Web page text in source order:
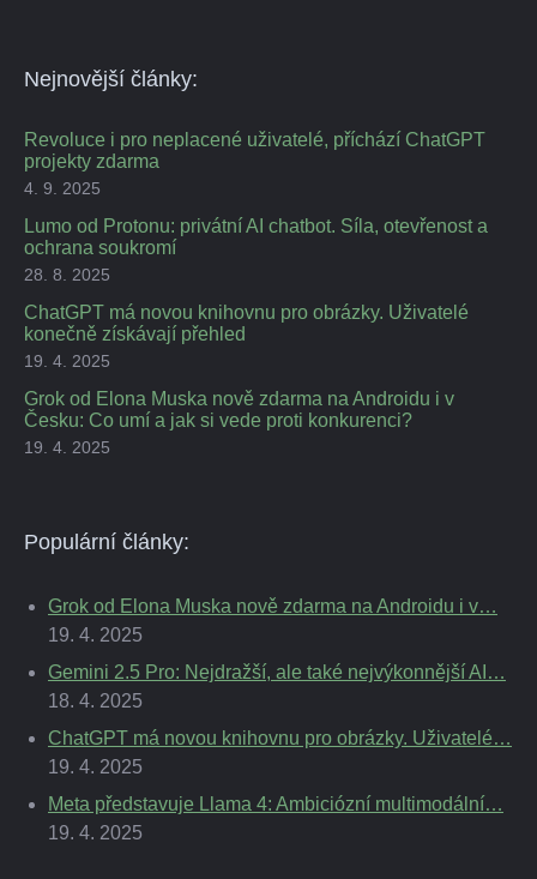
Nejnovější články:
Revoluce i pro neplacené uživatelé, příchází ChatGPT
projekty zdarma
4. 9. 2025
Lumo od Protonu: privátní AI chatbot. Síla, otevřenost a
ochrana soukromí
28. 8. 2025
ChatGPT má novou knihovnu pro obrázky. Uživatelé
konečně získávají přehled
19. 4. 2025
Grok od Elona Muska nově zdarma na Androidu i v
Česku: Co umí a jak si vede proti konkurenci?
19. 4. 2025
Populární články:
Grok od Elona Muska nově zdarma na Androidu i v…
19. 4. 2025
Gemini 2.5 Pro: Nejdražší, ale také nejvýkonnější AI…
18. 4. 2025
ChatGPT má novou knihovnu pro obrázky. Uživatelé…
19. 4. 2025
Meta představuje Llama 4: Ambiciózní multimodální…
19. 4. 2025